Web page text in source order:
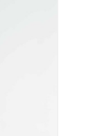
cu toate
Money
femei
toate
în